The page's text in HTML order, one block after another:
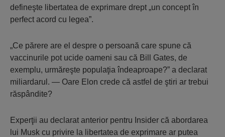
defineşte libertatea de exprimare drept „un concept în
perfect acord cu legea”.
„Ce părere are el despre o persoană care spune că
vaccinurile pot ucide oameni sau că Bill Gates, de
exemplu, urmăreşte populaţia îndeaproape?” a declarat
miliardarul. — Oare Elon crede că astfel de ştiri ar trebui
răspândite?
Experţii au declarat anterior pentru Insider că abordarea
lui Musk cu privire la libertatea de exprimare ar putea